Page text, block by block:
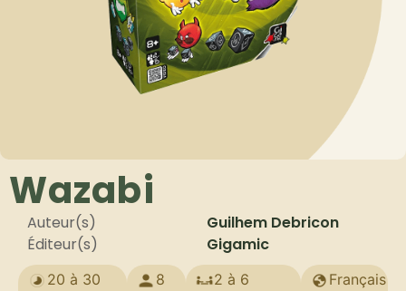
Wazabi
Auteur(s)
Guilhem Debricon
Éditeur(s)
Gigamic
20 à 30
8
2 à 6
Français